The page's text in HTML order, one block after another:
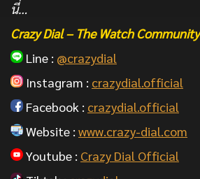
นี่…
Crazy Dial – The Watch Community
Line : @crazydial
Instagram : crazydial.official
Facebook : crazydial.official
Website : www.crazy-dial.com
Youtube : Crazy Dial Official